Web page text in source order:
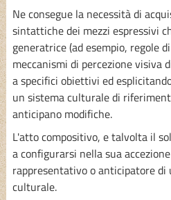
Ne consegue la necessità di
sintattiche dei mezzi espressivi
generatrice (ad esempio, regole
meccanismi di percezione visiva
a specifici obiettivi ed
un sistema culturale di
anticipano modifiche.
L'atto compositivo, e talvolta il
a configurarsi nella sua
rappresentativo o anticipatore di
culturale.